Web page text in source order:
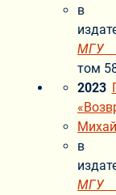
в
МГУ
том
2023
в
МГУ